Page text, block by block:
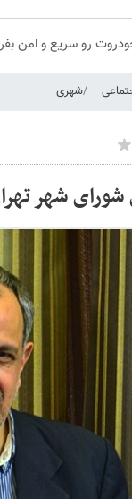
رو سریع و امن
شهری
تهران از 3 تابه 6